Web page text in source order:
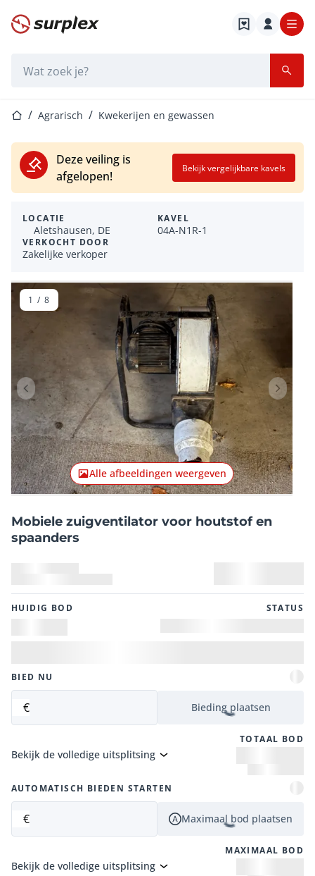
Startpagina
Startpagina
Agrarisch Kwekerijen en gewassen
Deze veiling is
afgelopen!
Bekijk vergelijkbare kavels
LOCATIE
Aletshausen, DE
VERKOCHT DOOR
Zakelijke verkoper
KAVEL
04A-N1R-1
Vorig item
Alle afbeeldingen weergeven
1 / 8
Mobiele zuigventilator voor houtstof en
spaanders
HUIDIG ​​BOD STATUS
BIED NU
€ Bieding plaatsen
TOTAAL BOD
Bekijk de volledige uitsplitsing
AUTOMATISCH BIEDEN STARTEN
€ Maximaal bod plaatsen
MAXIMAAL BOD
Bekijk de volledige uitsplitsing